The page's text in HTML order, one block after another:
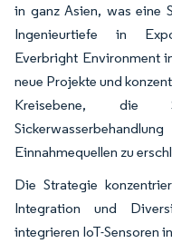
in ganz Asien, was eine
Ingenieurtiefe in
Everbright Environment
neue Projekte und
Kreisebene, die
Einnahmequellen zu
Die Strategie
Integration und
integrieren IoT-Sensoren